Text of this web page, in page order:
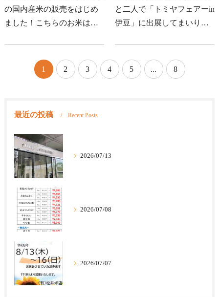
の国内産米の販売をはじめ
ました！こちらのお米は色
カリやあきたこまちなどの
ブランド米と比べないでく
と二人で「トミヤフェアーin
伊豆」に出展してまいりま
トミヤコーヒー様のPBでお
米を出させてもらったので
1 2 3 4 5 ... 8
最近の投稿 Recent Posts
2026/07/13
2026/07/08
2026/07/07